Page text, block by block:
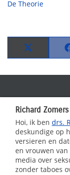
De Theorie
Share
on
Richard Zomers
Hoi, ik ben drs.
deskundige op
versieren en
en vrouwen
media over
zonder taboes